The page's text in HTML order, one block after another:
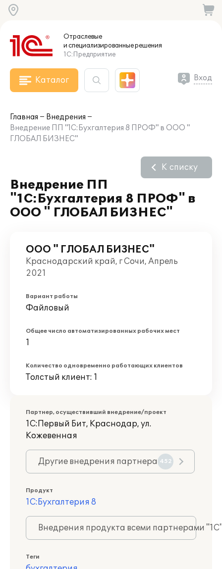
Отраслевые
и специализированныерешения
1С:Предприятие
Каталог Вход
Главная
Внедрения
Внедрение ПП "1С:Бухгалтерия 8 ПРОФ" в ООО "
ГЛОБАЛ БИЗНЕС"
Внедрение ПП
"1С:Бухгалтерия 8 ПРОФ" в
ООО " ГЛОБАЛ БИЗНЕС"
К списку
ООО " ГЛОБАЛ БИЗНЕС"
Краснодарский край, г Сочи, Апрель
2021
Вариант работы
Файловый
Общее число автоматизированных рабочих мест
1
Количество одновременно работающих клиентов
Толстый клиент: 1
Партнер, осуществивший внедрение/проект
1С:Первый Бит, Краснодар, ул.
Кожевенная
Другие внедрения партнера 452
Продукт
1С:Бухгалтерия 8
Внедрения продукта всеми партнерами
Теги